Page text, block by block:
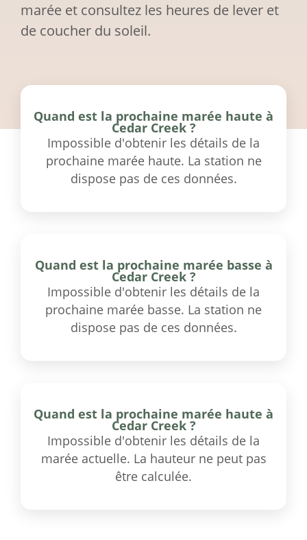
marée et consultez les heures de lever et
de coucher du soleil.
Quand est la prochaine marée haute à
Cedar Creek ?
Impossible d'obtenir les détails de la
prochaine marée haute. La station ne
dispose pas de ces données.
Quand est la prochaine marée basse à
Cedar Creek ?
Impossible d'obtenir les détails de la
prochaine marée basse. La station ne
dispose pas de ces données.
Quand est la prochaine marée haute à
Cedar Creek ?
Impossible d'obtenir les détails de la
marée actuelle. La hauteur ne peut pas
être calculée.